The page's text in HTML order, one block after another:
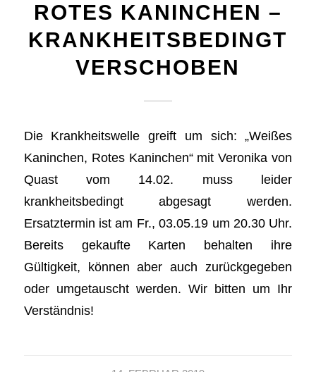
OTES KANINCHEN – K
RANKHEITSBEDINGT V
ERSCHOBEN
Die Krankheitswelle greift um sich: „Weißes
Kaninchen, Rotes Kaninchen“ mit Veronika von
Quast vom 14.02. muss leider
krankheitsbedingt abgesagt werden.
Ersatztermin ist am Fr., 03.05.19 um 20.30 Uhr.
Bereits gekaufte Karten behalten ihre
Gültigkeit, können aber auch zurückgegeben
oder umgetauscht werden. Wir bitten um Ihr
Verständnis!